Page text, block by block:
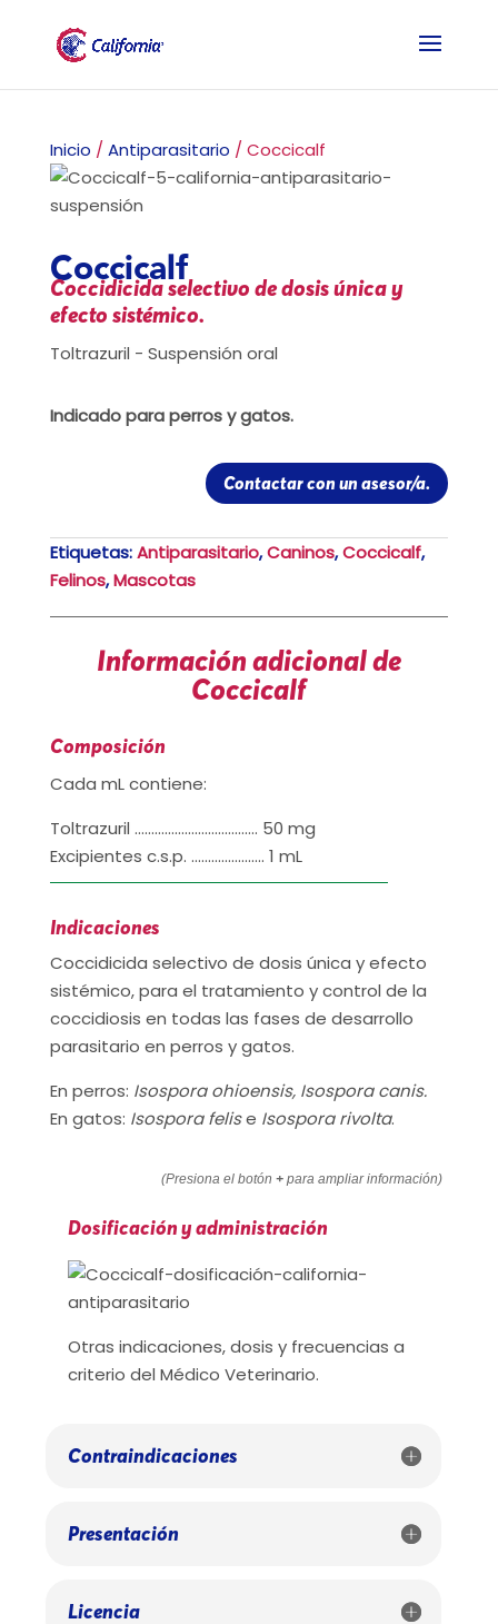
Inicio / Antiparasitario / Coccicalf
Coccicalf
Coccidicida selectivo de dosis única y
efecto sistémico.
Toltrazuril - Suspensión oral
Indicado para perros y gatos.
Contactar con un asesor/a.
Etiquetas:Antiparasitario,Caninos,Coccicalf,
Felinos,Mascotas
Información adicional de
Coccicalf
Composición
Cada mL contiene:
Toltrazuril ………………………………. 50 mg
Excipientes c.s.p. …………………. 1 mL
Indicaciones
Coccidicida selectivo de dosis única y efecto
sistémico, para el tratamiento y control de la
coccidiosis en todas las fases de desarrollo
parasitario en perros y gatos.
En perros: Isospora ohioensis, Isospora canis.
En gatos: Isospora felise Isospora rivolta.
(Presiona el botón+ para ampliar información)
Dosificación y administración
Otras indicaciones, dosis y frecuencias a
criterio del Médico Veterinario.
Contraindicaciones
Presentación
Licencia